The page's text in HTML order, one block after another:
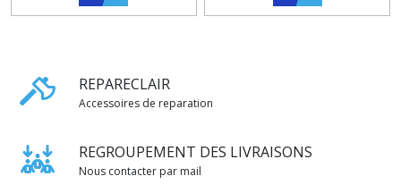
REPARECLAIR
Accessoires de reparation
REGROUPEMENT DES LIVRAISONS
Nous contacter par mail